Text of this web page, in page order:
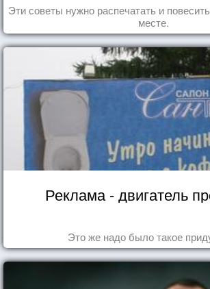
Эти советы нужно распечатать и
месте.
Реклама - двигатель
Это же надо было такое